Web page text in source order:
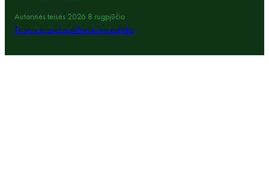
Autorinės teisės 2026 8 rugpjūčio
Teisinis pranešimasPrivatumo politika